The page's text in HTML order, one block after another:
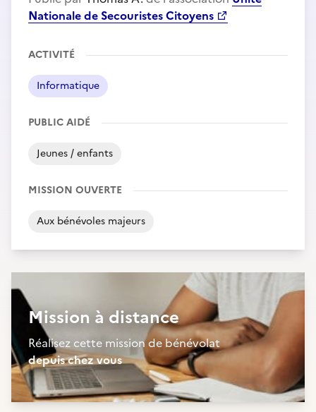
Nationale de Secouristes Citoyens
ACTIVITÉ
Informatique
PUBLIC AIDÉ
Jeunes / enfants
MISSION OUVERTE
Aux bénévoles majeurs
Mission à distance
Réalisez cette mission de bénévolat
depuis chez vous